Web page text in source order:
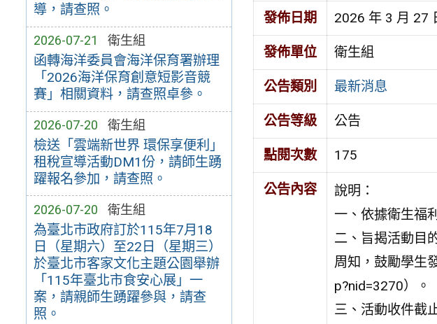
導，請查照。
2026-07-21 衛生組
函轉海洋委員會海洋保育署辦理
「2026海洋保育創意短影音競
賽」相關資料，請查照卓參。
2026-07-20 衛生組
檢送「雲端新世界 環保享便利」
租稅宣導活動DM1份，請師生踴
躍報名參加，請查照。
2026-07-20 衛生組
為臺北市政府訂於115年7月18
日（星期六）至22日（星期三）
於臺北市客家文化主題公園舉辦
「115年臺北市食安心展」一
案，請親師生踴躍參與，請查
照。
發佈日期 2026 年 3 月 27
發佈單位 衛生組
公告類別 最新消息
公告等級 公告
點閱次數 175
公告內容
說明：
一、依據衛生福
二、旨揭活動目
周知，鼓勵學生
p?nid=3270）。
三、活動收件截